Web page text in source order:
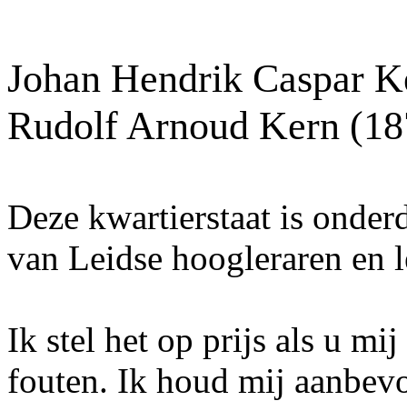
Johan Hendrik Caspar
Rudolf Arnoud Kern
Deze kwartierstaat is
van Leidse hoogleraren en
Ik stel het op prijs als u mij
fouten. Ik houd mij